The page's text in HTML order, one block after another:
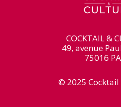
COCKTAIL &
49, avenue
75016
© 2025